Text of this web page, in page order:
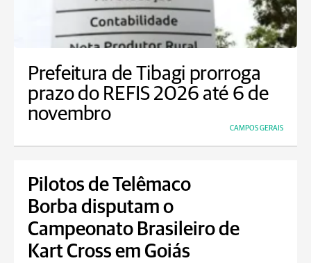
Prefeitura de Tibagi prorroga
prazo do REFIS 2026 até 6 de
novembro
CAMPOS GERAIS
Pilotos de Telêmaco
Borba disputam o
Campeonato Brasileiro de
Kart Cross em Goiás